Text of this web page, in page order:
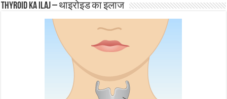
Thyroid ka ilaj – थाइरोइड का इलाज